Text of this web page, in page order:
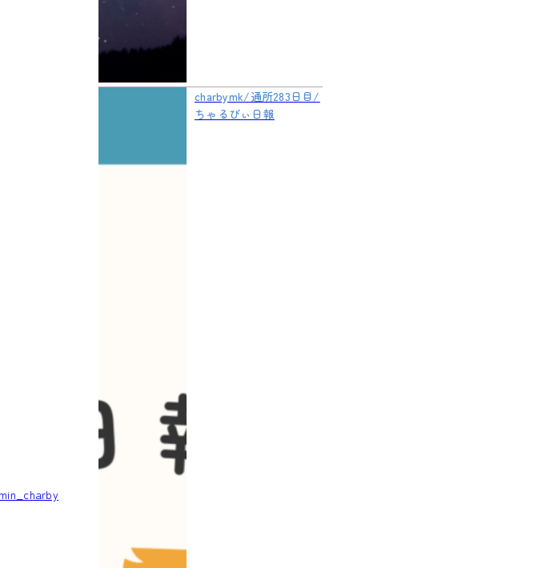
charbymk/通所283日目/
ちゃるびぃ日報